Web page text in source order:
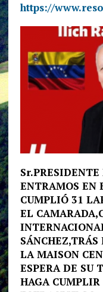
https://
ENTRAMOS EN
CUMPLIÓ 31
EL
LA MAISON
ESPERA DE SU
HAGA